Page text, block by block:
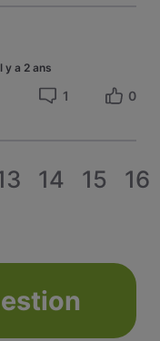
y a 2 ans
1 0
14 15 16